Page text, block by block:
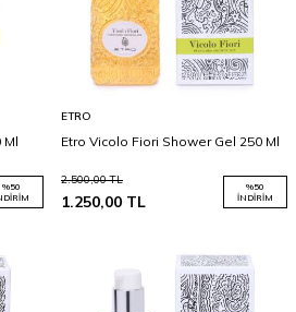
Ml
%50
ETRO
Etro Vicolo Fiori Shower Gel 250 Ml
2.500,00TL
1.250,00 TL
%50
İNDIRIM